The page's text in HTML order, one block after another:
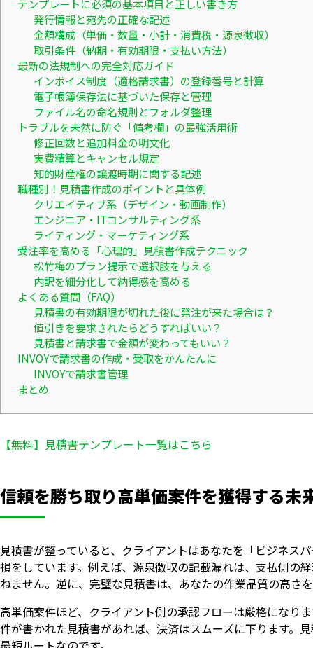
テンプレートに必須の基本項目と正しい書き方
発行情報と宛先の正確な記述
金額構成（単価・数量・小計・消費税・源泉徴収）
取引条件（納期・有効期限・支払い方法）
最新の法規制への完全対応ガイド
インボイス制度（適格請求書）の登録番号と計算
電子帳簿保存法に基づいた保存と管理
ファイル名の命名規則とフォルダ整理
トラブルを未然に防ぐ「備考欄」の最強活用術
修正回数と追加料金の明文化
実費精算とキャンセル規定
知的財産権の譲渡時期に関する記述
職種別！見積書作成のポイントと具体例
クリエイティブ系（デザイン・動画制作）
エンジニア・ITコンサルティング系
ライティング・マーケティング系
受注率を高める「心理的」見積書作成テクニック
松竹梅のプラン提示で選択肢を与える
内訳を細分化して納得感を高める
よくある質問（FAQ）
見積書の有効期限が切れた後に発注が来た場合は？
値引きを要求されたらどうすればいい？
見積書と請求書で金額が変わってもいい？
INVOYで請求書の作成・受取をかんたんに
INVOYで請求書管理
まとめ
【無料】見積書テンプレート一覧はこちら
信頼を勝ち取り高単価案件を獲得する未
見積書が整っていると、クライアントはあなたを「ビジネス
損をしています。例えば、源泉徴収の記載漏れは、支払側の
ねません。逆に、完璧な見積書は、あなたの作業品質の高さ
高単価案件ほど、クライアント側の承認フローは厳格になり
件が書かれた見積書があれば、決済はスムーズに下ります。